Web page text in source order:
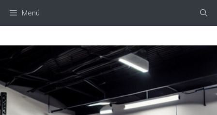
Menú